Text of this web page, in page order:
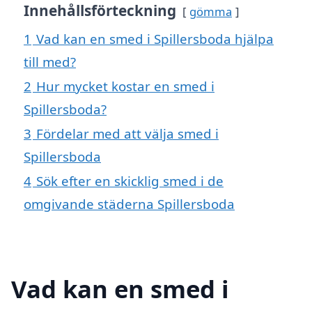
Innehållsförteckning gömma
1 Vad kan en smed i Spillersboda hjälpa
till med?
2 Hur mycket kostar en smed i
Spillersboda?
3 Fördelar med att välja smed i
Spillersboda
4 Sök efter en skicklig smed i de
omgivande städerna Spillersboda
Vad kan en smed i